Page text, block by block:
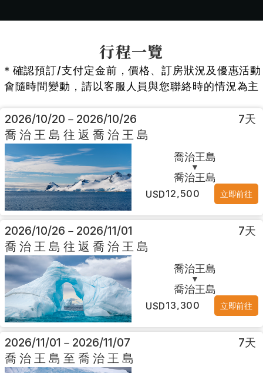
行程一覽
＊確認預訂/支付定金前，價格、訂房狀況及優惠活動
會隨時間變動，請以客服人員與您聯絡時的情況為主
2026/10/20 － 2026/10/26 7天
喬治王島往返喬治王島
喬治王島
▼
喬治王島
USD12,500 立即前往
2026/10/26 － 2026/11/01 7天
喬治王島往返喬治王島
喬治王島
▼
喬治王島
USD13,300 立即前往
2026/11/01 － 2026/11/07 7天
喬治王島至喬治王島